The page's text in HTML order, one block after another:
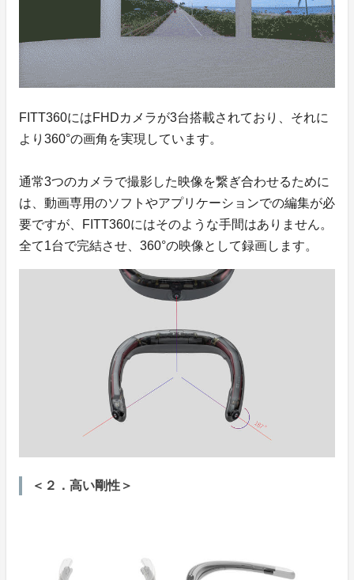
FITT360にはFHDカメラが3台搭載されており、それに
より360°の画角を実現しています。
通常3つのカメラで撮影した映像を繋ぎ合わせるために
は、動画専用のソフトやアプリケーションでの編集が必
要ですが、FITT360にはそのような手間はありません。
全て1台で完結させ、360°の映像として録画します。
＜２．高い剛性＞